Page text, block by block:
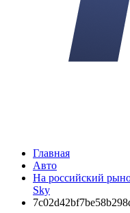
Главная
Авто
На российский
Sky